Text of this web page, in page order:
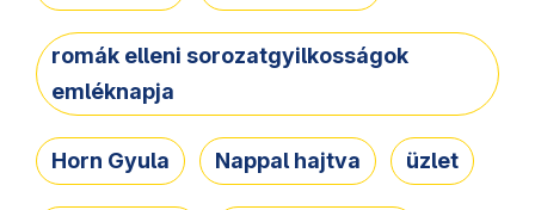
romák elleni sorozatgyilkosságok
emléknapja
Horn Gyula Nappal hajtva üzlet